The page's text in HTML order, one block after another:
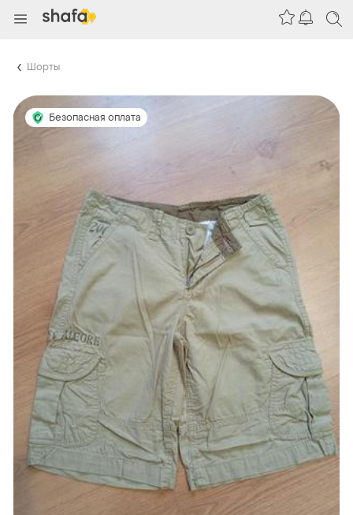
Шорты
Безопасная оплата